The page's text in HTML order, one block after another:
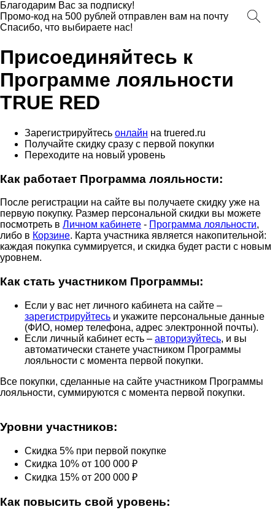
Благодарим Вас за подписку!
Промо-код на 500 рублей отправлен вам на почту
Спасибо, что выбираете нас!
Присоединяйтесь к
Программе лояльности
TRUE RED
Зарегистрируйтесь онлайн на truered.ru
Получайте скидку сразу с первой покупки
Переходите на новый уровень
Как работает Программа лояльности:
После регистрации на сайте вы получаете скидку уже на
первую покупку. Размер персональной скидки вы можете
посмотреть в Личном кабинете - Программа лояльности,
либо в Корзине. Карта участника является накопительной:
каждая покупка суммируется, и скидка будет расти с новым
уровнем.
Как стать участником Программы:
Если у вас нет личного кабинета на сайте –
зарегистрируйтесь и укажите персональные данные
(ФИО, номер телефона, адрес электронной почты).
Если личный кабинет есть – авторизуйтесь, и вы
автоматически станете участником Программы
лояльности с момента первой покупки.
Все покупки, сделанные на сайте участником Программы
лояльности, суммируются с момента первой покупки.
Уровни участников:
Скидка 5% при первой покупке
Скидка 10% от 100 000 ₽
Скидка 15% от 200 000 ₽
Как повысить свой уровень: